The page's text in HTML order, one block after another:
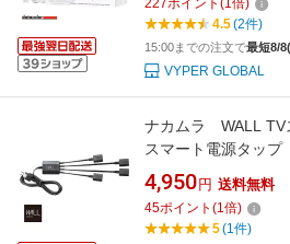
キャリブレーター 正
ツール 測色 レタッ
227ポイント (1倍)
4.5(2件)
15:00までの注文で最短8/
VYPER GLOBAL
ナカムラ WALL TV
スマート電源タッ
4,950 円 送料無料
45ポイント (1倍)
5(1件)